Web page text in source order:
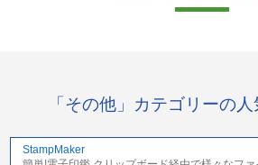
「その他」カテゴリーの
StampMaker